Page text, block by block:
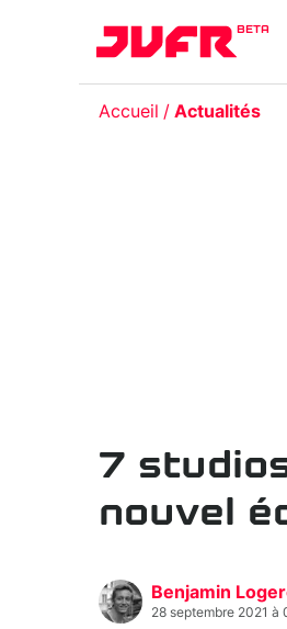
BETA
Accueil Actualités
7
nouvel
Benjamin
28 septembre 2021 à